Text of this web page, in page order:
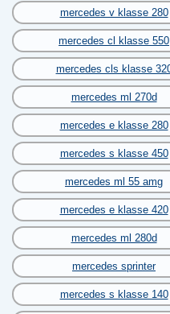
mercedes v klasse 280
mercedes cl klasse 550
mercedes cls klasse
mercedes ml 270d
mercedes e klasse 280
mercedes s klasse 450
mercedes ml 55 amg
mercedes e klasse 420
mercedes ml 280d
mercedes sprinter
mercedes s klasse 140